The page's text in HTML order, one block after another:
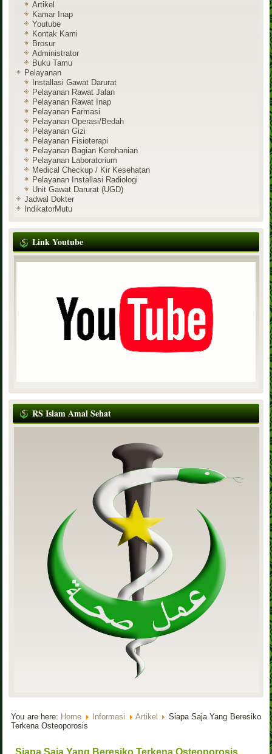
Artikel
Kamar Inap
Youtube
Kontak Kami
Brosur
Administrator
Buku Tamu
Pelayanan
Installasi Gawat Darurat
Pelayanan Rawat Jalan
Pelayanan Rawat Inap
Pelayanan Farmasi
Pelayanan Operasi/Bedah
Pelayanan Gizi
Pelayanan Fisioterapi
Pelayanan Bagian Kerohanian
Pelayanan Laboratorium
Medical Checkup / Kir Kesehatan
Pelayanan Installasi Radiologi
Unit Gawat Darurat (UGD)
Jadwal Dokter
IndikatorMutu
Link Youtube
RS Islam Amal Sehat
You are here: Home Informasi Artikel
Siapa Saja Yang Beresiko
Terkena Osteoporosis
Siapa Saja Yang Beresiko Terkena Osteoporosis